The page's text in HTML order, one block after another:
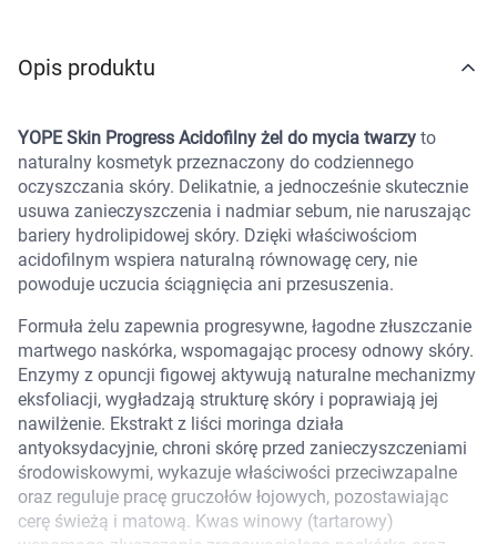
Korzystamy z plików cookies w celu
Marki
Opis produktu
YOPE Skin Progress Acidofilny żel do mycia twarzy to
naturalny kosmetyk przeznaczony do codziennego
oczyszczania skóry. Delikatnie, a jednocześnie skutecznie
usuwa zanieczyszczenia i nadmiar sebum, nie naruszając
bariery hydrolipidowej skóry. Dzięki właściwościom
acidofilnym wspiera naturalną równowagę cery, nie
powoduje uczucia ściągnięcia ani przesuszenia.
Formuła żelu zapewnia progresywne, łagodne złuszczanie
martwego naskórka, wspomagając procesy odnowy skóry.
Enzymy z opuncji figowej aktywują naturalne mechanizmy
eksfoliacji, wygładzają strukturę skóry i poprawiają jej
nawilżenie. Ekstrakt z liści moringa działa
antyoksydacyjnie, chroni skórę przed zanieczyszczeniami
środowiskowymi, wykazuje właściwości przeciwzapalne
oraz reguluje pracę gruczołów łojowych, pozostawiając
cerę świeżą i matową. Kwas winowy (tartarowy)